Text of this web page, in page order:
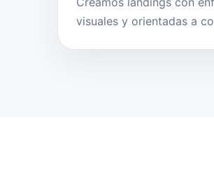
visuales y orientadas a